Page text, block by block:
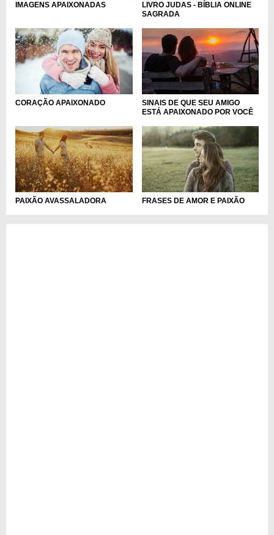
IMAGENS APAIXONADAS
LIVRO JUDAS - BÍBLIA ONLINE
SAGRADA
CORAÇÃO APAIXONADO
SINAIS DE QUE SEU AMIGO
ESTÁ APAIXONADO POR VOCÊ
PAIXÃO AVASSALADORA FRASES DE AMOR E PAIXÃO